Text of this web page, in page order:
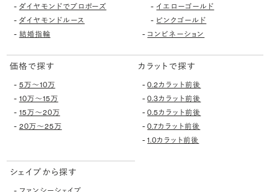
- ダイヤモンドでプロポーズ
- ダイヤモンドルース
- 結婚指輪
-イエローゴールド
- ピンクゴールド
- コンビネーション
価格で探す
- 5万〜10万
- 10万〜15万
- 15万〜20万
- 20万〜25万
カラットで探す
-0.2カラット前後
-0.3カラット前後
-0.5カラット前後
-0.7カラット前後
-1.0カラット前後
シェイプから探す